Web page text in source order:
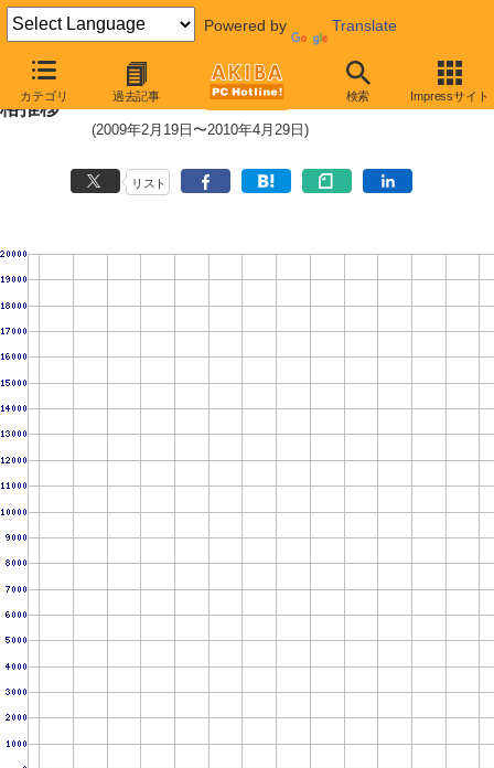
Powered by Translate
カテゴリ 過去記事 検索 Impressサイト
WD6400BPVT (640GB,8MB)の価
格推移
(2009年2月19日〜2010年4月29日)
リスト